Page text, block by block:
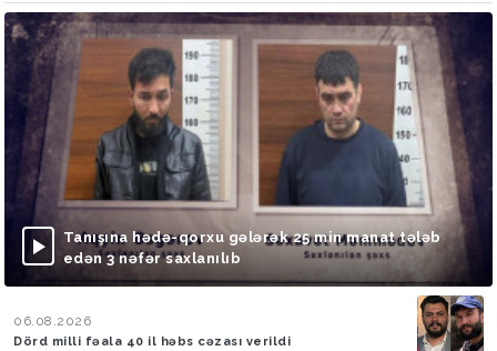
Tanışına hədə-qorxu gələrək 25 min manat tələb
edən 3 nəfər saxlanılıb
06.08.2026
Dörd milli fəala 40 il həbs cəzası verildi